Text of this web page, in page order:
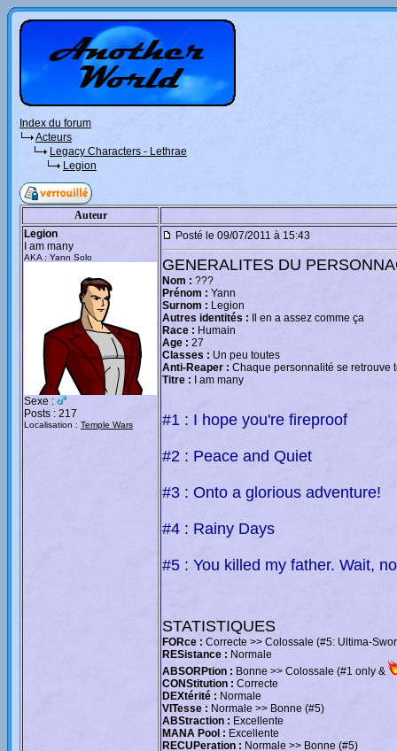
Index du forum
Acteurs
Legacy Characters - Lethrae
Legion
Auteur
Legion
I am many
AKA : Yann Solo
Sexe :
Posts : 217
Localisation : Temple Wars
Posté le 09/07/2011 à 15:43
GENERALITES DU
Nom : ???
Prénom : Yann
Surnom : Legion
Autres identités : Il en a assez comme ça
Race : Humain
Age : 27
Classes : Un peu toutes
Anti-Reaper : Chaque personnalité se retrouve
Titre : I am many
#1 : I hope you're fireproof
#2 : Peace and Quiet
#3 : Onto a glorious adventure!
#4 : Rainy Days
#5 : You killed my father. Wait,
STATISTIQUES
FORce : Correcte >> Colossale (#5: Ultima-
RESistance : Normale
ABSORPtion : Bonne >> Colossale (#1 only &
CONStitution : Correcte
DEXtérité : Normale
VITesse : Normale >> Bonne (#5)
ABStraction : Excellente
MANA Pool : Excellente
RECUPeration : Normale >> Bonne (#5)